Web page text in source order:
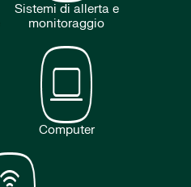
Sistemi di allerta e
monitoraggio
Computer